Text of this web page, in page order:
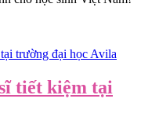
tiết kiệm tại